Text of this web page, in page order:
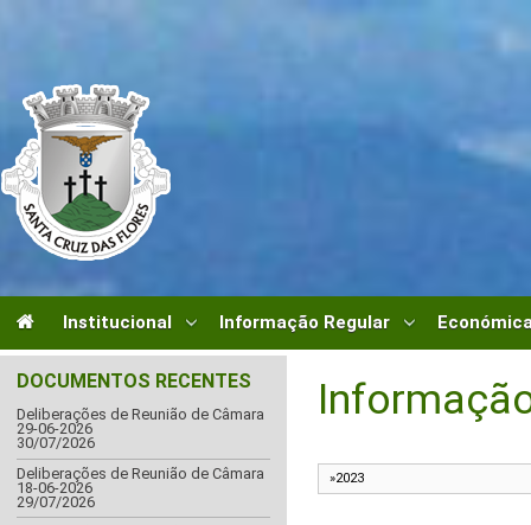
Institucional Informação Regular
DOCUMENTOS RECENTES
Deliberações de Reunião de Câmara
29-06-2026
30/07/2026
Deliberações de Reunião de Câmara
18-06-2026
29/07/2026